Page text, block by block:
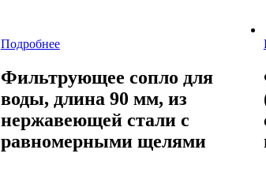
Подробнее
Фильтрующее сопло для
воды, длина 90 мм, из
нержавеющей стали с
равномерными щелями